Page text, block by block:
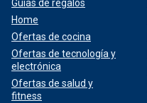
Guías de regalos
Home
Ofertas de cocina
Ofertas de tecnología y
electrónica
Ofertas de salud y
fitness